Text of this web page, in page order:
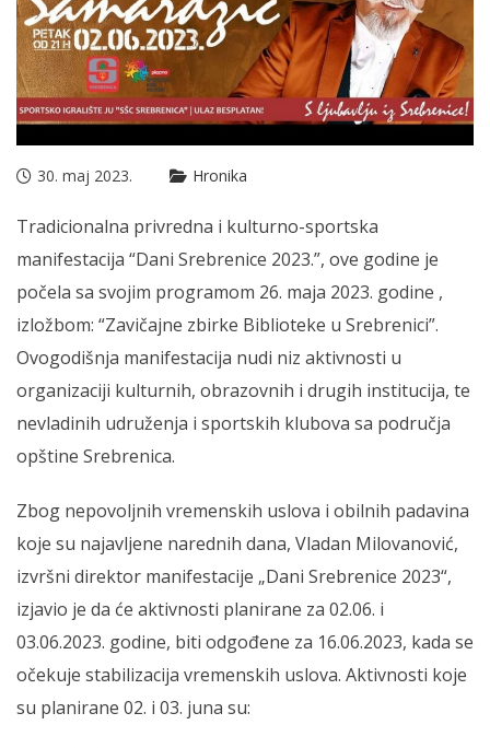
30. maj 2023. Hronika
Tradicionalna privredna i kulturno-sportska
manifestacija “Dani Srebrenice 2023.”, ove godine je
počela sa svojim programom 26. maja 2023. godine ,
izložbom: “Zavičajne zbirke Biblioteke u Srebrenici”.
Ovogodišnja manifestacija nudi niz aktivnosti u
organizaciji kulturnih, obrazovnih i drugih institucija, te
nevladinih udruženja i sportskih klubova sa područja
opštine Srebrenica.
Zbog nepovoljnih vremenskih uslova i obilnih padavina
koje su najavljene narednih dana, Vladan Milovanović,
izvršni direktor manifestacije „Dani Srebrenice 2023“,
izjavio je da će aktivnosti planirane za 02.06. i
03.06.2023. godine, biti odgođene za 16.06.2023, kada se
očekuje stabilizacija vremenskih uslova. Aktivnosti koje
su planirane 02. i 03. juna su: